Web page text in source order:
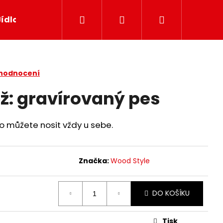
Svíčky Dekor
Přihlášení
gravírovaný pes
můžete nosit vždy u sebe.
Značka:Wood Style
DO KOŠÍKU
Tisk